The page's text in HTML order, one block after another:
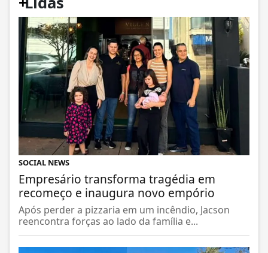
SOCIAL NEWS
Empresário transforma tragédia em
recomeço e inaugura novo empório
Após perder a pizzaria em um incêndio, Jacson
reencontra forças ao lado da família e...